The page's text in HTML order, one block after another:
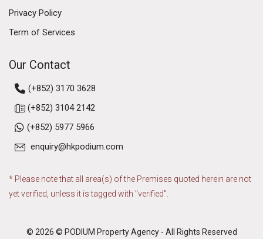
Privacy Policy
Term of Services
Our Contact
(+852) 3170 3628
(+852) 3104 2142
(+852) 5977 5966
enquiry@hkpodium.com
* Please note that all area(s) of the Premises quoted herein are not
yet verified, unless it is tagged with "verified".
© 2026 © PODIUM Property Agency - All Rights Reserved